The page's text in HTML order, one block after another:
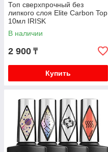
Топ сверхпрочный без
липкого слоя Elite Carbon Top
10мл IRISK
В наличии
2 900 ₸
Купить